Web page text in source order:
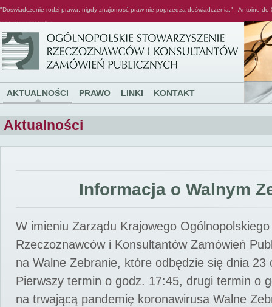
"Doświadczenie rodzi prawa, nigdy znajomość praw nie poprzedza doświadczenia." - Antoine de
AKTUALNOŚCI PRAWO LINKI KONTAKT
Aktualności
Informacja o Walnym
W imieniu Zarządu Krajowego
Rzeczoznawców i Konsultantów Zamówień
na Walne Zebranie, które odbędzie się dnia 23
Pierwszy termin o godz. 17:45, drugi termin o
na trwającą pandemię koronawirusa Walne